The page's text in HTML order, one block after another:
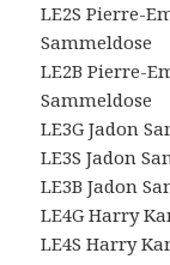
LE2S Pierre-
Sammeldose
LE2B Pierre-
Sammeldose
LE3G Jadon
LE3S Jadon
LE3B Jadon
LE4G Harry
LE4S Harry